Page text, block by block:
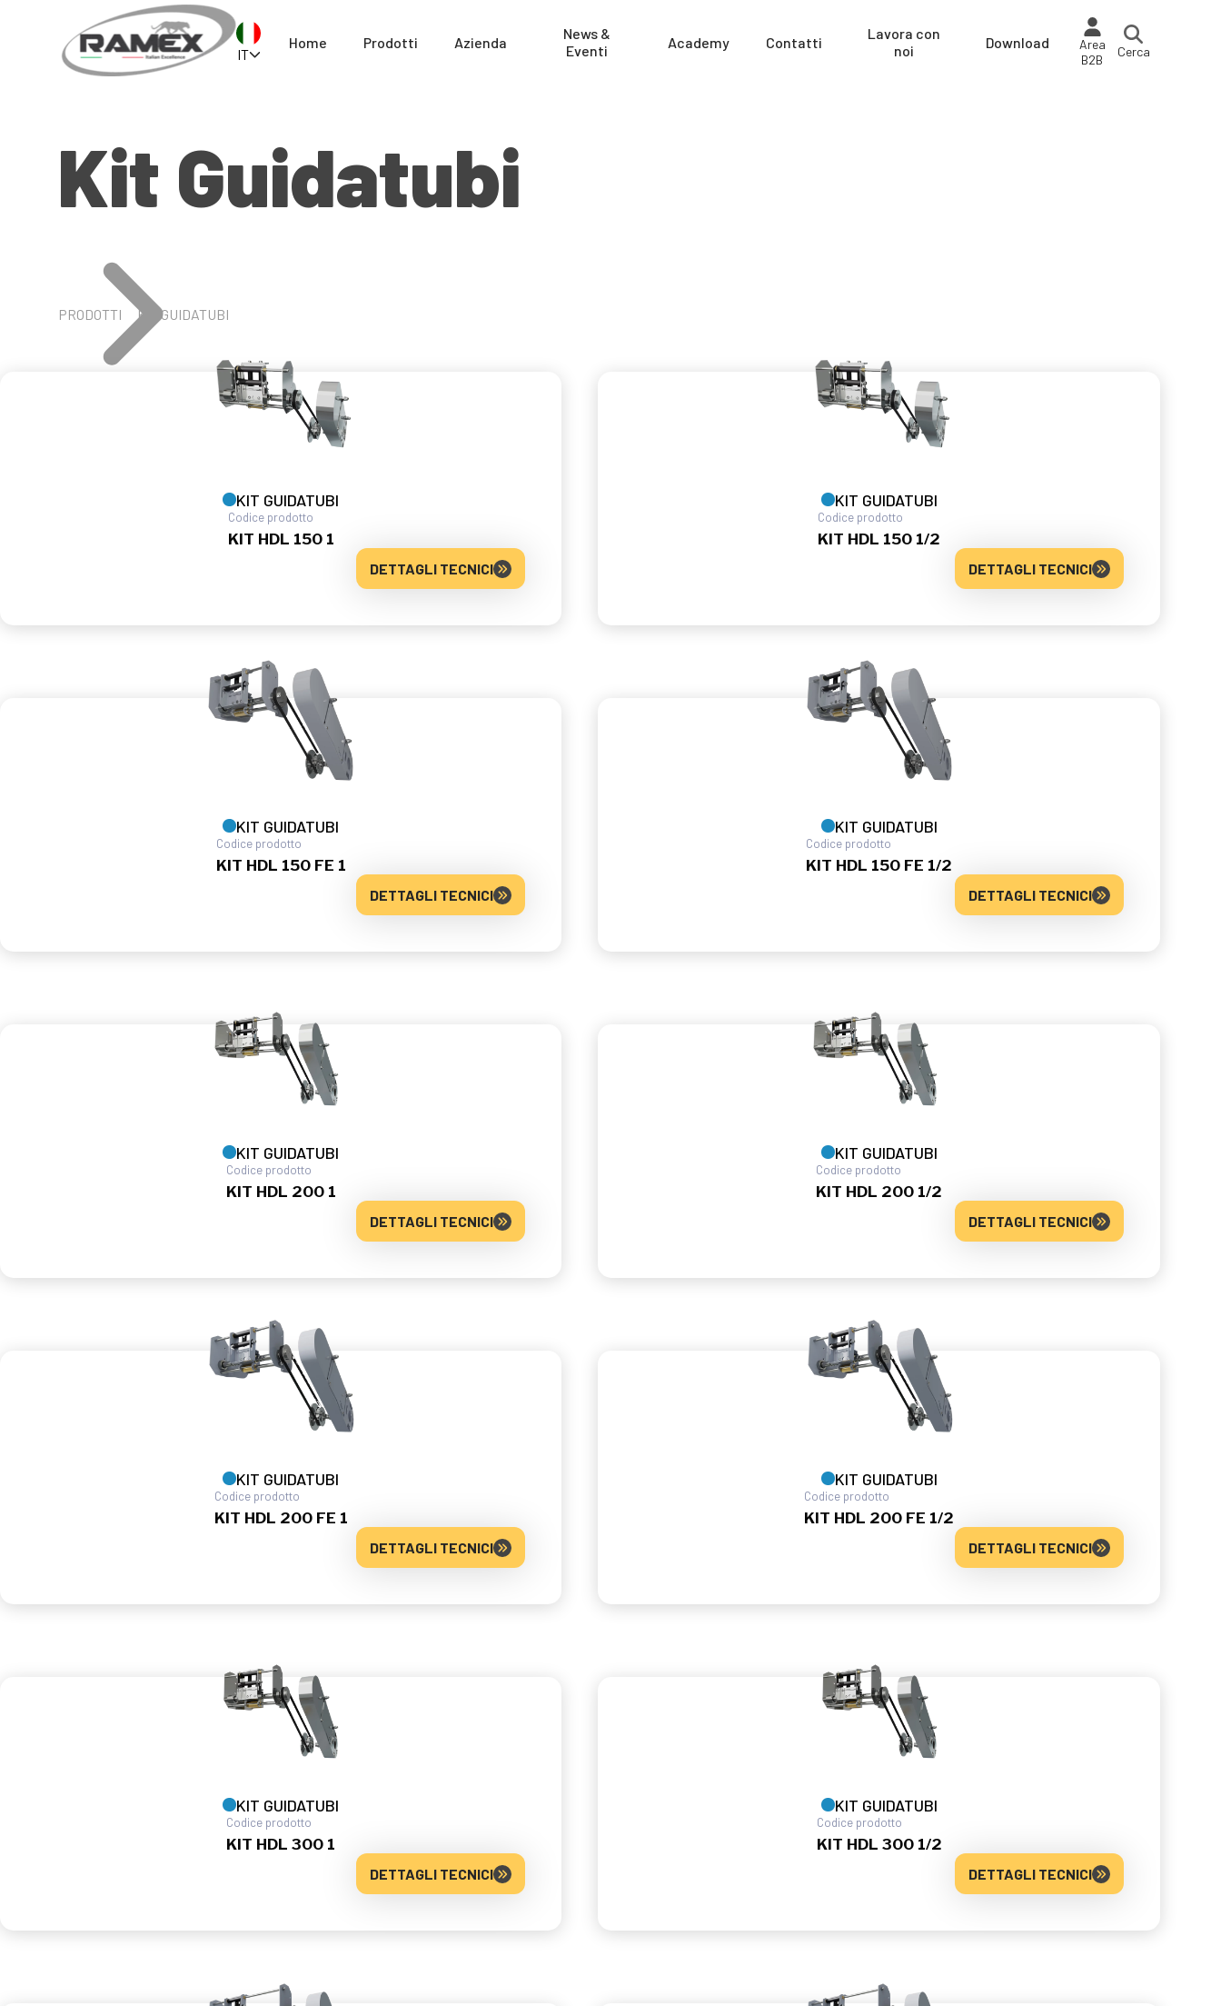
IT
Home Prodotti Azienda
News &
Eventi
Academy Contatti
Lavora con
noi
Download
Area
B2B
Cerca
Kit Guidatubi
PRODOTTI KIT GUIDATUBI
KIT GUIDATUBI
Codice prodotto
KIT HDL 150 1
DETTAGLI TECNICI
KIT GUIDATUBI
Codice prodotto
KIT HDL 150 1/2
DETTAGLI TECNICI
KIT GUIDATUBI
Codice prodotto
KIT HDL 150 FE 1
DETTAGLI TECNICI
KIT GUIDATUBI
Codice prodotto
KIT HDL 150 FE 1/2
DETTAGLI TECNICI
KIT GUIDATUBI
Codice prodotto
KIT HDL 200 1
DETTAGLI TECNICI
KIT GUIDATUBI
Codice prodotto
KIT HDL 200 1/2
DETTAGLI TECNICI
KIT GUIDATUBI
Codice prodotto
KIT HDL 200 FE 1
DETTAGLI TECNICI
KIT GUIDATUBI
Codice prodotto
KIT HDL 200 FE 1/2
DETTAGLI TECNICI
KIT GUIDATUBI
Codice prodotto
KIT HDL 300 1
DETTAGLI TECNICI
KIT GUIDATUBI
Codice prodotto
KIT HDL 300 1/2
DETTAGLI TECNICI